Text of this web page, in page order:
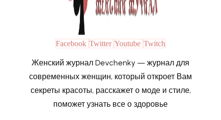
Facebook Twitter Youtube Twitch
Женский журнал Devchenky — журнал для
современных женщин, который откроет Вам
секреты красоты, расскажет о моде и стиле,
поможет узнать все о здоровье